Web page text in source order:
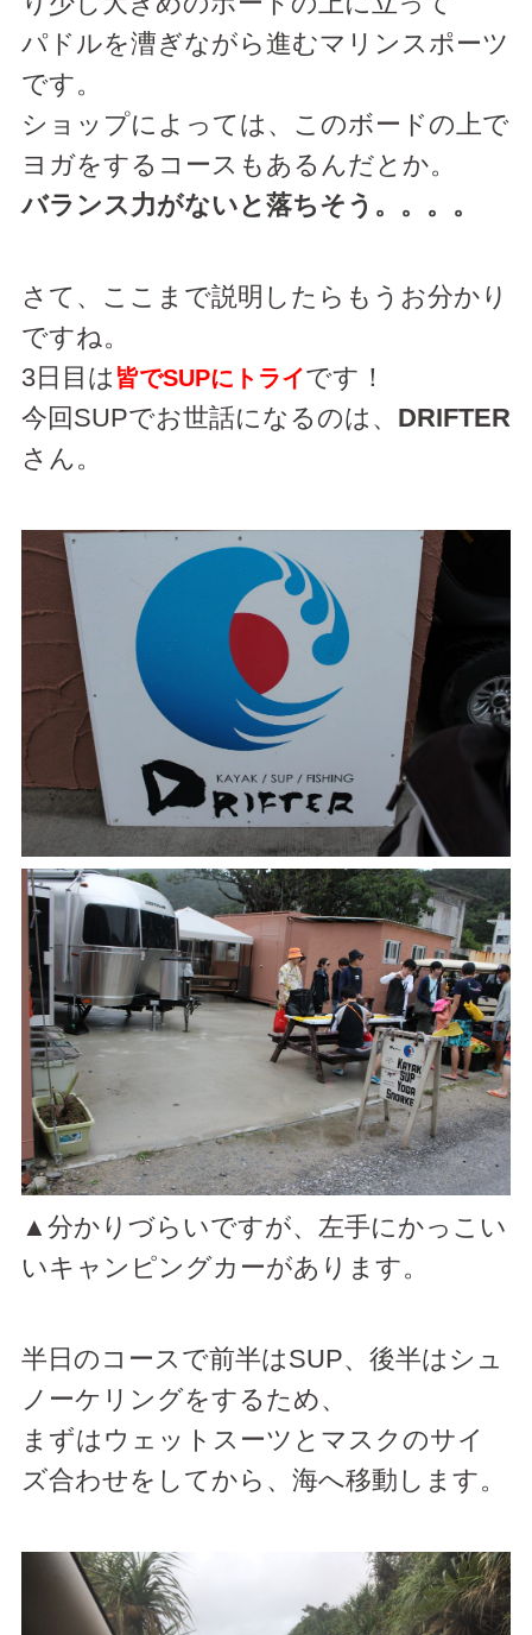
パドルを漕ぎながら進むマリンスポーツ
です。
ショップによっては、このボードの上で
ヨガをするコースもあるんだとか。
バランス力がないと落ちそう。。。。
さて、ここまで説明したらもうお分かり
ですね。
3日目は 皆でSUPにトライです！
今回SUPでお世話になるのは、 DRIFTER
さん。
▲分かりづらいですが、左手にかっこい
いキャンピングカーがあります。
半日のコースで前半はSUP、後半はシュ
ノーケリングをするため、
まずはウェットスーツとマスクのサイ
ズ合わせをしてから、海へ移動します。